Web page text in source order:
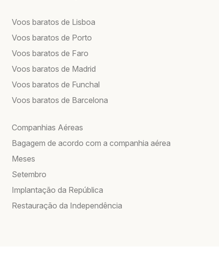
Voos baratos de Lisboa
Voos baratos de Porto
Voos baratos de Faro
Voos baratos de Madrid
Voos baratos de Funchal
Voos baratos de Barcelona
Companhias Aéreas
Bagagem de acordo com a companhia aérea
Meses
Setembro
Implantação da República
Restauração da Independência